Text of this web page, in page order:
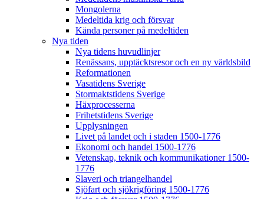
Mongolerna
Medeltida krig och försvar
Kända personer på medeltiden
Nya tiden
Nya tidens huvudlinjer
Renässans, upptäcktsresor och en ny världsbild
Reformationen
Vasatidens Sverige
Stormaktstidens Sverige
Häxprocesserna
Frihetstidens Sverige
Upplysningen
Livet på landet och i staden 1500-1776
Ekonomi och handel 1500-1776
Vetenskap, teknik och kommunikationer 1500-
1776
Slaveri och triangelhandel
Sjöfart och sjökrigföring 1500-1776